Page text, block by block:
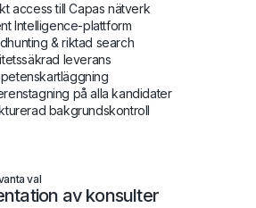
access till Capas nätverk
Intelligence-plattform
& riktad search
leverans
på alla kandidater
bakgrundskontroll
val
av konsulter